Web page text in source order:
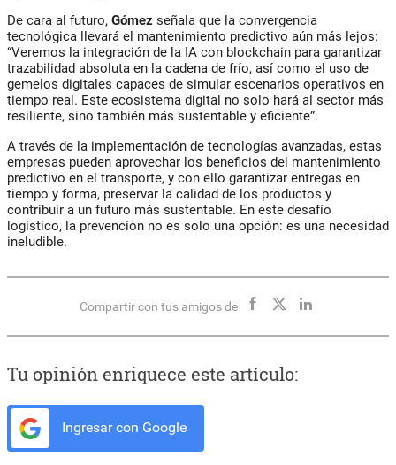
De cara al futuro, Gómez señala que la convergencia
tecnológica llevará el mantenimiento predictivo aún más lejos:
“Veremos la integración de la IA con blockchain para garantizar
trazabilidad absoluta en la cadena de frío, así como el uso de
gemelos digitales capaces de simular escenarios operativos en
tiempo real. Este ecosistema digital no solo hará al sector más
resiliente, sino también más sustentable y eficiente”.
A través de la implementación de tecnologías avanzadas, estas
empresas pueden aprovechar los beneficios del mantenimiento
predictivo en el transporte, y con ello garantizar entregas en
tiempo y forma, preservar la calidad de los productos y
contribuir a un futuro más sustentable. En este desafío
logístico, la prevención no es solo una opción: es una necesidad
ineludible.
Compartir con tus amigos de
Tu opinión enriquece este artículo:
Ingresar con Google